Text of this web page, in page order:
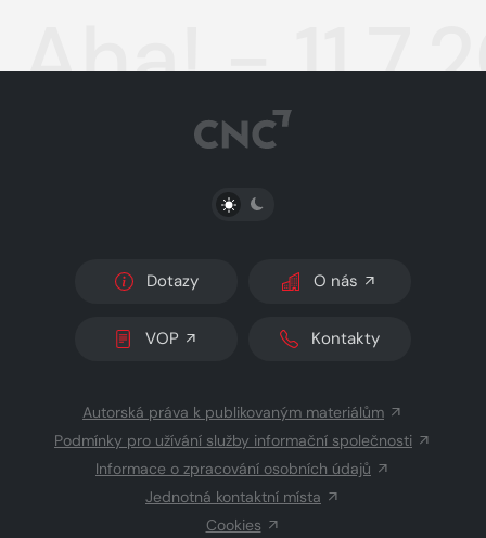
Aha! -
PŘEPNOUT SVĚTLÝ/TMAVÝ REŽIM
Dotazy O nás
VOP Kontakty
Autorská práva k publikovaným materiálům
Podmínky pro užívání služby informační společnosti
Informace o zpracování osobních údajů
Jednotná kontaktní místa
Cookies